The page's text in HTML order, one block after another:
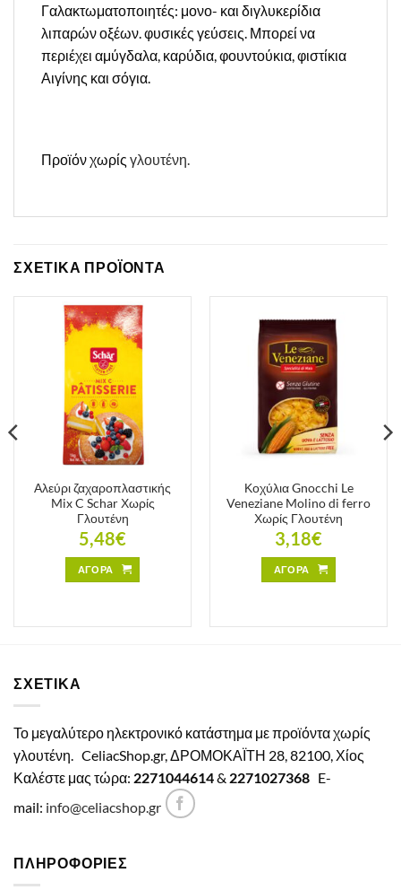
Γαλακτωματοποιητές: μονο- και διγλυκερίδια
λιπαρών οξέων. φυσικές γεύσεις. Μπορεί να
περιέχει αμύγδαλα, καρύδια, φουντούκια, φιστίκια
Αιγίνης και σόγια.
Προϊόν χωρίς γλουτένη.
ΣΧΕΤΙΚΑ ΠΡΟΪΟΝΤΑ
Αλεύρι ζαχαροπλαστικής
Mix C Schar Χωρίς
Γλουτένη
5,48€
ΑΓΟΡΑ
Κοχύλια Gnocchi Le
Veneziane Molino di ferro
Χωρίς Γλουτένη
3,18€
ΑΓΟΡΑ
ΣΧΕΤΙΚΑ
Το μεγαλύτερο ηλεκτρονικό κατάστημα με προϊόντα χωρίς
γλουτένη. CeliacShop.gr, ΔΡΟΜΟΚΑΪΤΗ 28, 82100, Χίος
Καλέστε μας τώρα: 2271044614& 2271027368 E-
mail: info@celiacshop.gr
ΠΛΗΡΟΦΟΡΙΕΣ